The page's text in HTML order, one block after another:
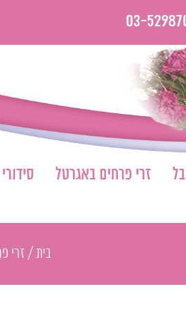
03-
זרי פרחים באגרטל
בית / זרי